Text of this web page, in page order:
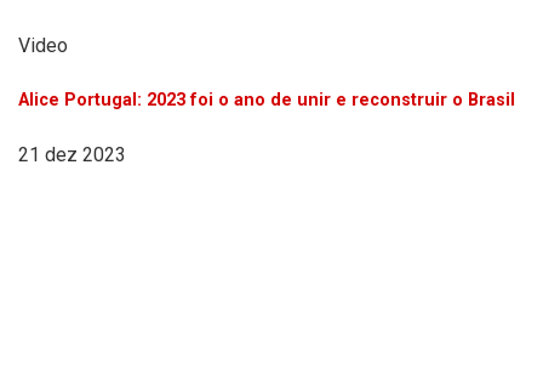
Video
Alice Portugal: 2023 foi o ano de unir e reconstruir o Brasil
21 dez 2023